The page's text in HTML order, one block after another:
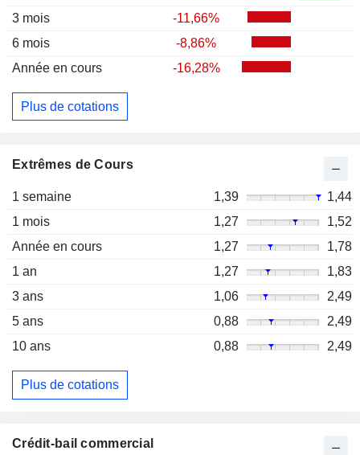
3 mois
-11,66%
6 mois
-8,86%
Année en cours
-16,28%
Plus de cotations
Extrêmes de Cours
1 semaine 1,39
1,44
1 mois
1,27
1,52
Année en cours
1,27
1,78
1 an
1,27
1,83
3 ans
1,06
2,49
5 ans
0,88
2,49
10 ans
0,88 2,49
Plus de cotations
Crédit-bail commercial